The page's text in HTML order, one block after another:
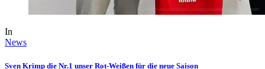
In
News
Sven Krimp die Nr.1 unser Rot-Weißen für die neue Saison